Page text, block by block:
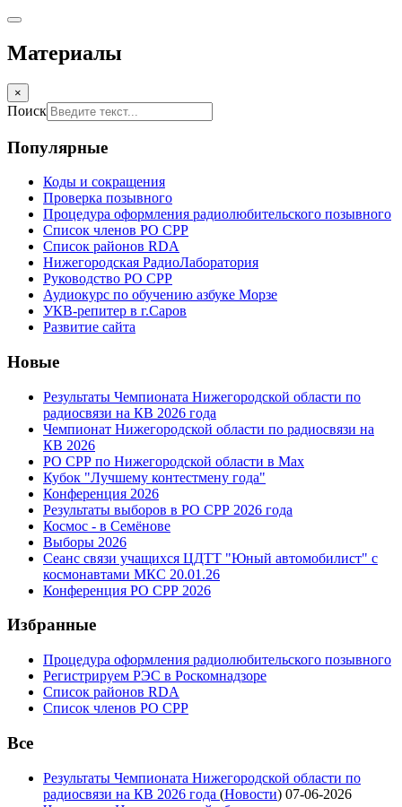
Материалы
×
Поиск
Популярные
Коды и сокращения
Проверка позывного
Процедура оформления радиолюбительского позывного
Список членов РО СРР
Список районов RDA
Нижегородская РадиоЛаборатория
Руководство РО СРР
Аудиокурс по обучению азбуке Морзе
УКВ-репитер в г.Саров
Развитие сайта
Новые
Результаты Чемпионата Нижегородской области по
радиосвязи на КВ 2026 года
Чемпионат Нижегородской области по радиосвязи на
КВ 2026
РО СРР по Нижегородской области в Max
Кубок "Лучшему контестмену года"
Конференция 2026
Результаты выборов в РО СРР 2026 года
Космос - в Семёнове
Выборы 2026
Сеанс связи учащихся ЦДТТ "Юный автомобилист" с
космонавтами МКС 20.01.26
Конференция РО СРР 2026
Избранные
Процедура оформления радиолюбительского позывного
Регистрируем РЭС в Роскомнадзоре
Список районов RDA
Список членов РО СРР
Все
Результаты Чемпионата Нижегородской области по
радиосвязи на КВ 2026 года (Новости) 07-06-2026